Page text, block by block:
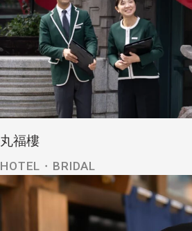
丸福樓
HOTEL・BRIDAL